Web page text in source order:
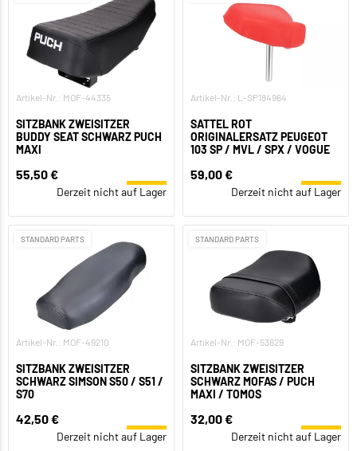
Artikel-Nr.: MOF-44335
SITZBANK ZWEISITZER
BUDDY SEAT SCHWARZ PUCH
MAXI
55,50 €
Derzeit nicht auf Lager
Artikel-Nr.: L-SP184964
SATTEL ROT
ORIGINALERSATZ PEUGEOT
103 SP / MVL / SPX / VOGUE
59,00 €
Derzeit nicht auf Lager
STANDARD PARTS
Artikel-Nr.: MOF-49210
SITZBANK ZWEISITZER
SCHWARZ SIMSON S50 / S51 /
S70
42,50 €
Derzeit nicht auf Lager
STANDARD PARTS
Artikel-Nr.: MOF-53629
SITZBANK ZWEISITZER
SCHWARZ MOFAS / PUCH
MAXI / TOMOS
32,00 €
Derzeit nicht auf Lager